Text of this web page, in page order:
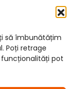
să îmbunătățim
Poți retrage
pot